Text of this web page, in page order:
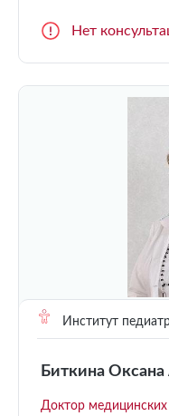
Нет
Институт
Биткина Оксана
Доктор